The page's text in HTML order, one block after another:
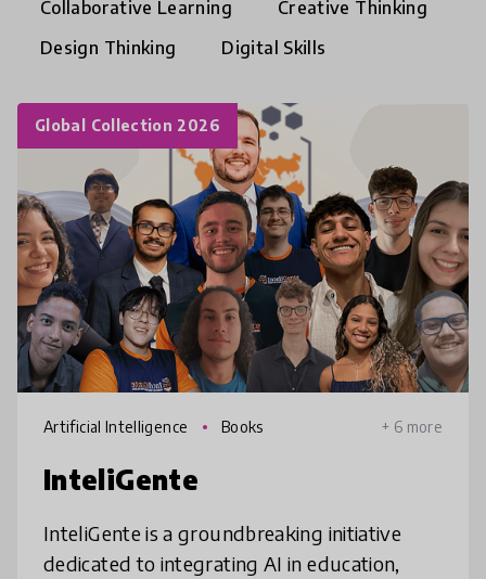
Collaborative Learning
Creative Thinking
Design Thinking
Digital Skills
Global Collection 2026
Artificial Intelligence Books + 6 more
InteliGente
InteliGente is a groundbreaking initiative
dedicated to integrating AI in education,